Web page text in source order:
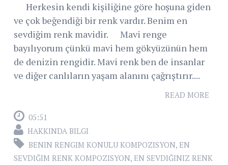
Herkesin kendi kişiliğine göre hoşuna giden
ve çok beğendiği bir renk vardır. Benim en
sevdiğim renk mavidir. Mavi renge
bayılıyorum çünkü mavi hem gökyüzünün hem
de denizin rengidir. Mavi renk ben de insanlar
ve diğer canlıların yaşam alanını çağrıştırır....
READ MORE
05:51
HAKKINDA BILGI
BENIN RENGIM KONULU KOMPOZISYON, EN
SEVDIĞIM RENK KOMPOZISYON, EN SEVDIĞINIZ RENK